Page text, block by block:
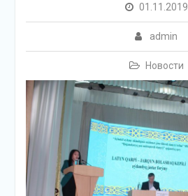
01.11.2019
admin
Новости